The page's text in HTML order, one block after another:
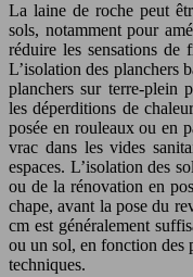
La laine de roche peut
sols, notamment pour
réduire les sensations de
L’isolation des planchers
planchers sur terre-plein
les déperditions de
posée en rouleaux ou en
vrac dans les vides
espaces. L’isolation des
ou de la rénovation en
chape, avant la pose du
cm est généralement
ou un sol, en fonction des
techniques.